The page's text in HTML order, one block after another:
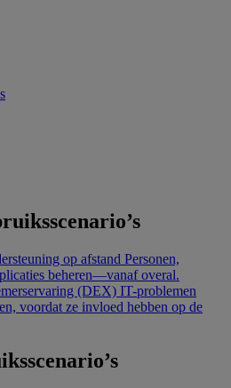
op afstand Personen,
beheren—vanaf overal.
(DEX) IT-problemen
voordat ze invloed hebben op de